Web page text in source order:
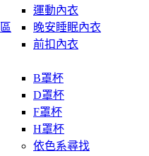
運動內衣
晚安睡眠內衣
前扣內衣
B罩杯
D罩杯
F罩杯
H罩杯
依色系尋找